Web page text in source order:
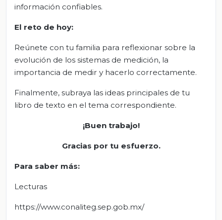
información confiables.
El reto de hoy:
Reúnete con tu familia para reflexionar sobre la
evolución de los sistemas de medición, la
importancia de medir y hacerlo correctamente.
Finalmente, subraya las ideas principales de tu
libro de texto en el tema correspondiente.
¡Buen trabajo!
Gracias por tu esfuerzo.
Para saber más:
Lecturas
https://www.conaliteg.sep.gob.mx/